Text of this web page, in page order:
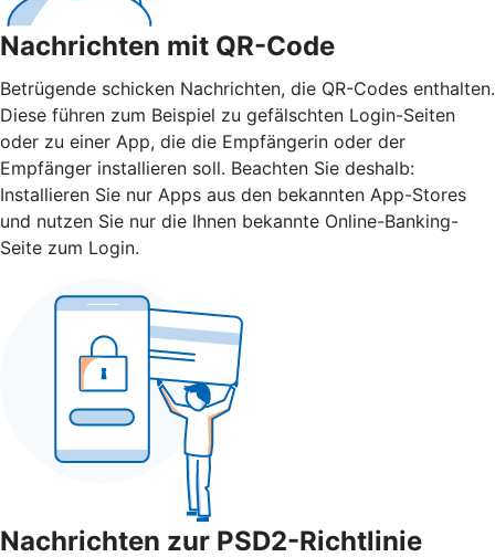
Nachrichten mit QR-Code
Betrügende schicken Nachrichten, die QR-Codes enthalten.
Diese führen zum Beispiel zu gefälschten Login-Seiten
oder zu einer App, die die Empfängerin oder der
Empfänger installieren soll. Beachten Sie deshalb:
Installieren Sie nur Apps aus den bekannten App-Stores
und nutzen Sie nur die Ihnen bekannte Online-Banking-
Seite zum Login.
Nachrichten zur PSD2-Richtlinie